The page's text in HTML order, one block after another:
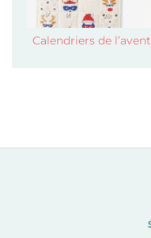
Calendriers de